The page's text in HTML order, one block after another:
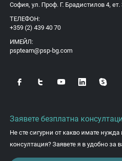
София, ул. Проф. Г. Брадистилов 4, ет.
ТЕЛЕФОН:
+359 (2) 439 40 70
ИМЕЙЛ:
pspteam@psp-bg.com
Заявете безплатна
Не сте сигурни от какво имате нужда
консултация? Заявете я в удобно за